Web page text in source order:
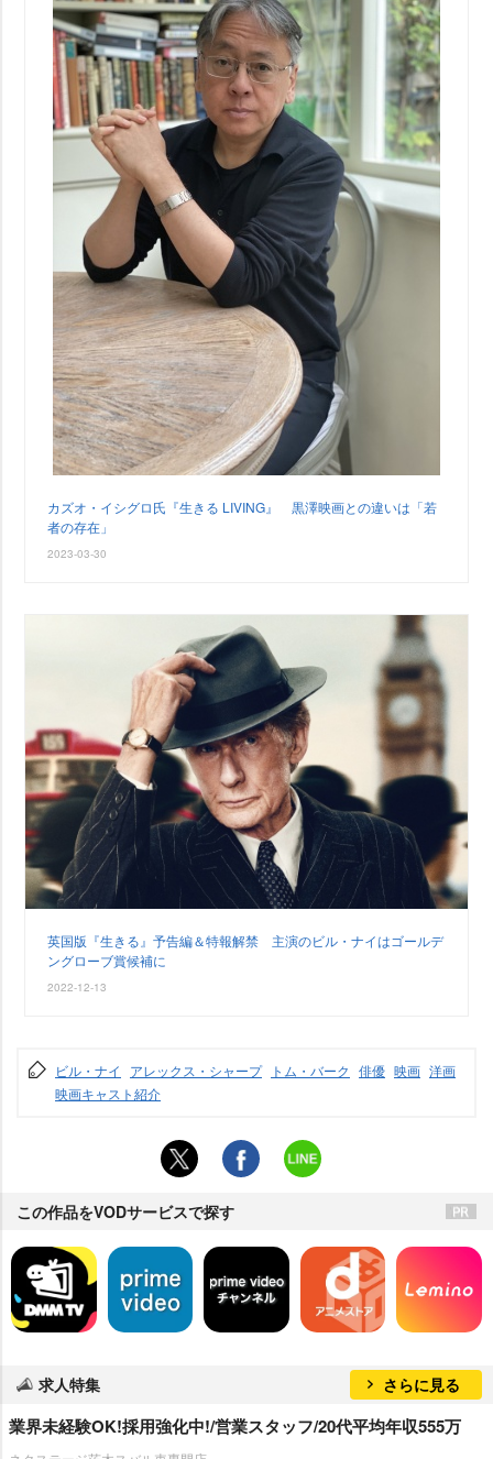
カズオ・イシグロ氏『生きる LIVING』 黒澤映画との違いは「若
者の存在」
2023-03-30
英国版『生きる』予告編＆特報解禁 主演のビル・ナイはゴールデ
ングローブ賞候補に
2022-12-13
ビル・ナイ アレックス・シャープ トム・バーク 俳優 映画 洋画
映画キャスト紹介
この作品をVODサービスで探す
求人特集 さらに見る
業界未経験OK!採用強化中!/営業スタッフ/20代平均年収555万